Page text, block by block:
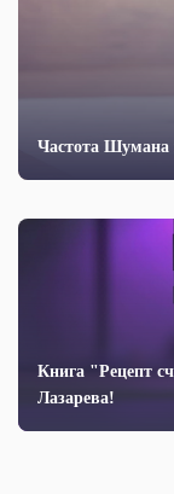
Частота Шумана
Книга "Рецепт
Лазарева!